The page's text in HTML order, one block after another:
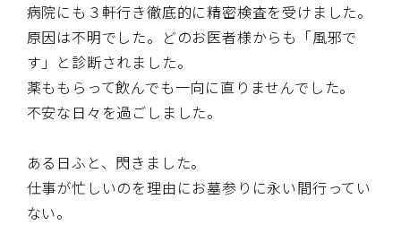
病院にも３軒行き徹底的に精密検査を受けました。
原因は不明でした。どのお医者様からも「風邪で
す」と診断されました。
薬ももらって飲んでも一向に直りませんでした。
不安な日々を過ごしました。
ある日ふと、閃きました。
仕事が忙しいのを理由にお墓参りに永い間行ってい
ない。